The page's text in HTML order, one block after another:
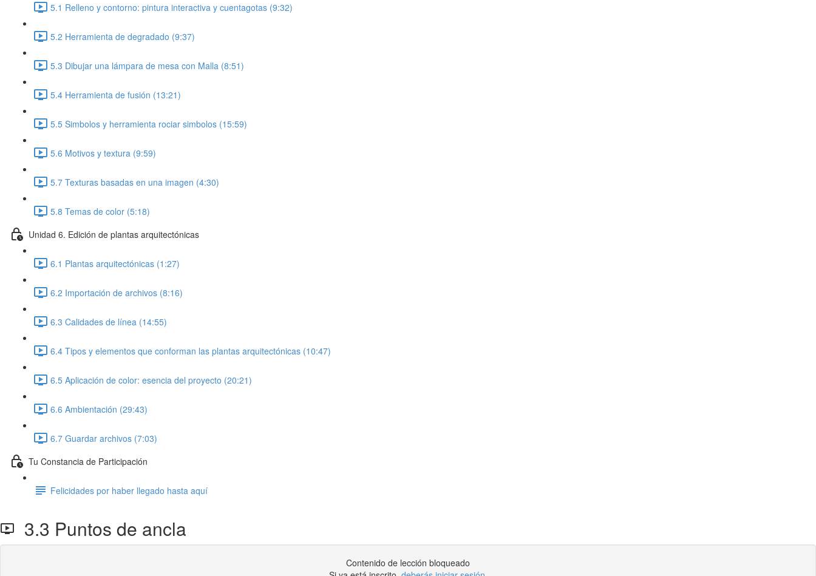
5.1 Relleno y contorno: pintura interactiva y cuentagotas (9:32)
5.2 Herramienta de degradado (9:37)
5.3 Dibujar una lámpara de mesa con Malla (8:51)
5.4 Herramienta de fusión (13:21)
5.5 Simbolos y herramienta rociar simbolos (15:59)
5.6 Motivos y textura (9:59)
5.7 Texturas basadas en una imagen (4:30)
5.8 Temas de color (5:18)
Unidad 6. Edición de plantas arquitectónicas
6.1 Plantas arquitectónicas (1:27)
6.2 Importación de archivos (8:16)
6.3 Calidades de línea (14:55)
6.4 Tipos y elementos que conforman las plantas arquitectónicas (10:47)
6.5 Aplicación de color: esencia del proyecto (20:21)
6.6 Ambientación (29:43)
6.7 Guardar archivos (7:03)
Tu Constancia de Participación
Felicidades por haber llegado hasta aquí
3.3 Puntos de ancla
Contenido de lección bloqueado